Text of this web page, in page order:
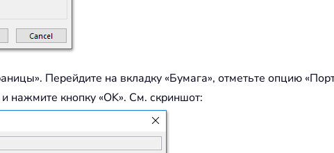
Перейдите на вкладку «Бумага», отметьте опцию
нажмите кнопку «OK». См. скриншот: